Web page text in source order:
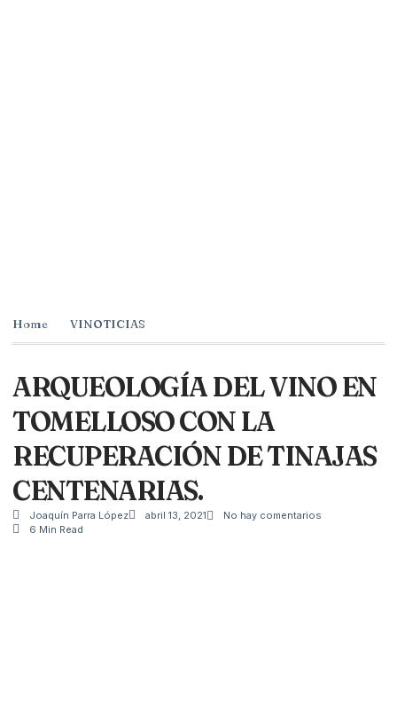
Home VINOTICIAS
ARQUEOLOGÍA DEL VINO EN
TOMELLOSO CON LA
RECUPERACIÓN DE TINAJAS
CENTENARIAS.
Joaquín Parra López abril 13, 2021
No hay comentarios
6 Min Read